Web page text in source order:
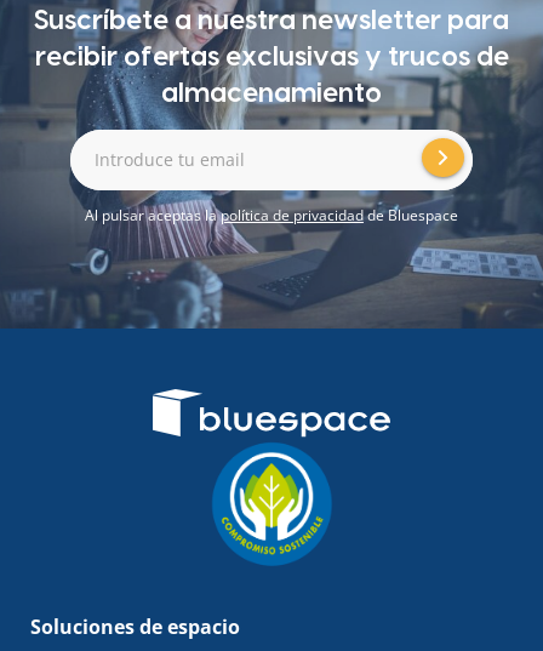
Suscríbete a nuestra newsletter para
recibir ofertas exclusivas y trucos de
almacenamiento
Introduce tu email
Al pulsar aceptas lapolítica de privacidadde Bluespace
Soluciones de espacio